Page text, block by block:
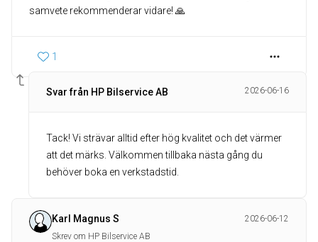
samvete rekommenderar vidare! 🙏
1
Svar från HP Bilservice AB 2026-06-16
Tack! Vi strävar alltid efter hög kvalitet och det värmer
att det märks. Välkommen tillbaka nästa gång du
behöver boka en verkstadstid.
Karl Magnus S
2026-06-12
Skrev om HP Bilservice AB